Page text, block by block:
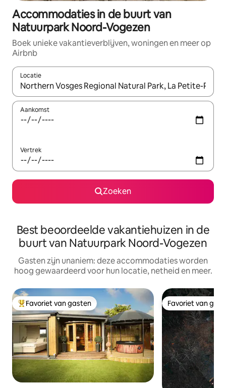
Accommodaties in de buurt van
Natuurpark Noord-Vogezen
Boek unieke vakantieverblijven, woningen en meer op
Airbnb
Locatie
Wanneer er resultaten beschikbaar zijn, maak je een keuze
Aankomst
Vertrek
Zoeken
Best beoordeelde vakantiehuizen in de
buurt van Natuurpark Noord-Vogezen
Gasten zijn unaniem: deze accommodaties worden
hoog gewaardeerd voor hun locatie, netheid en meer.
Topfavoriet van gasten
Favoriet van gasten Favoriet van
Favoriet van